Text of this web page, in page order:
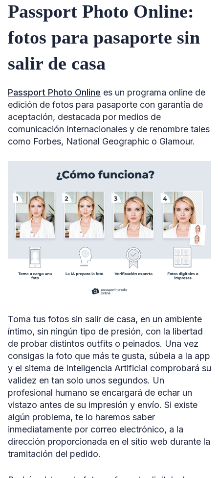
Passport Photo Online:
fotos para pasaporte sin
salir de casa
Passport Photo Online es un programa online de
edición de fotos para pasaporte con garantía de
aceptación, destacada por medios de
comunicación internacionales y de renombre tales
como Forbes, National Geographic o Glamour.
Toma tus fotos sin salir de casa, en un ambiente
íntimo, sin ningún tipo de presión, con la libertad
de probar distintos outfits o peinados. Una vez
consigas la foto que más te gusta, súbela a la app
y el sitema de Inteligencia Artificial comprobará su
validez en tan solo unos segundos. Un
profesional humano se encargará de echar un
vistazo antes de su impresión y envío. Si existe
algún problema, te lo haremos saber
inmediatamente por correo electrónico, a la
dirección proporcionada en el sitio web durante la
tramitación del pedido.